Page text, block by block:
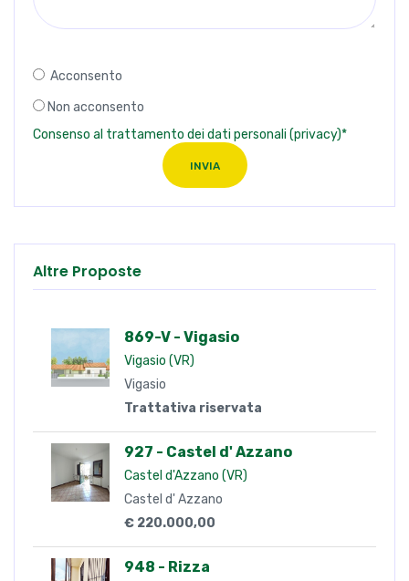
Acconsento
Non acconsento
Consenso al trattamento dei dati personali (privacy)*
INVIA
Altre Proposte
869-V - Vigasio
Vigasio (VR)
Vigasio
Trattativa riservata
927 - Castel d' Azzano
Castel d'Azzano (VR)
Castel d' Azzano
€ 220.000,00
948 - Rizza